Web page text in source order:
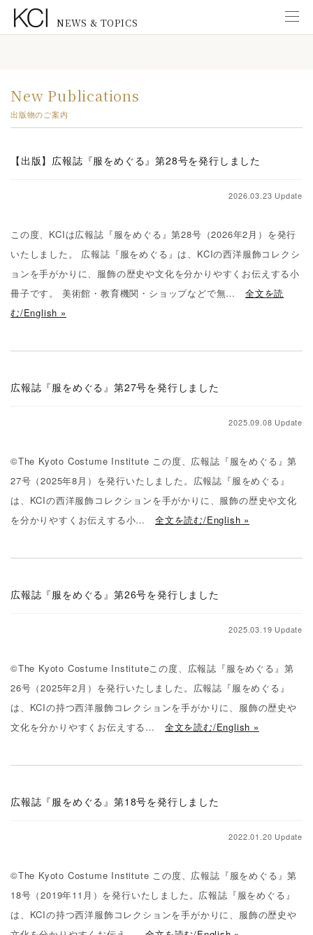
New Publications
出版物のご案内
【出版】広報誌『服をめぐる』第28号を発行しました
2026.03.23 Update
この度、KCIは広報誌『服をめぐる』第28号（2026年2月）を発行
いたしました。 広報誌『服をめぐる』は、KCIの西洋服飾コレクシ
ョンを手がかりに、服飾の歴史や文化を分かりやすくお伝えする小
冊子です。 美術館・教育機関・ショップなどで無…全文を読
む/English »
広報誌『服をめぐる』第27号を発行しました
2025.09.08 Update
©The Kyoto Costume Institute この度、広報誌『服をめぐる』第
27号（2025年8月）を発行いたしました。広報誌『服をめぐる』
は、KCIの西洋服飾コレクションを手がかりに、服飾の歴史や文化
を分かりやすくお伝えする小…全文を読む/English »
広報誌『服をめぐる』第26号を発行しました
2025.03.19 Update
©The Kyoto Costume Instituteこの度、広報誌『服をめぐる』第
26号（2025年2月）を発行いたしました。広報誌『服をめぐる』
は、KCIの持つ西洋服飾コレクションを手がかりに、服飾の歴史や
文化を分かりやすくお伝えする… 全文を読む/English »
広報誌『服をめぐる』第18号を発行しました
2022.01.20 Update
©The Kyoto Costume Institute この度、広報誌『服をめぐる』第
18号（2019年11月）を発行いたしました。広報誌『服をめぐる』
は、KCIの持つ西洋服飾コレクションを手がかりに、服飾の歴史や
NEWS & TOPICS
New Exhibitions
KCIギャラリーのお知らせ
New Publications
出版物のご案内
Education
その他
KCI home